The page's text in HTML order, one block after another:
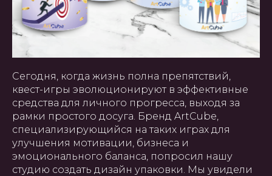
Сегодня, когда жизнь полна препятствий,
квест-игры эволюционируют в эффективные
средства для личного прогресса, выходя за
рамки простого досуга. Бренд ArtCube,
специализирующийся на таких играх для
улучшения мотивации, бизнеса и
эмоционального баланса, попросил нашу
студию создать дизайн упаковки. Мы увидели